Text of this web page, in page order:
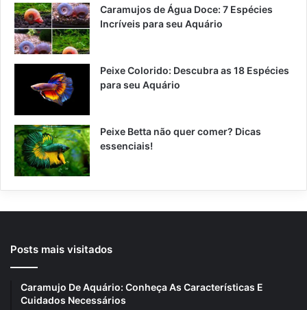
Caramujos de Água Doce: 7 Espécies
Incríveis para seu Aquário
Peixe Colorido: Descubra as 18 Espécies
para seu Aquário
Peixe Betta não quer comer? Dicas
essenciais!
Posts mais visitados
Caramujo De Aquário: Conheça As Características E
Cuidados Necessários